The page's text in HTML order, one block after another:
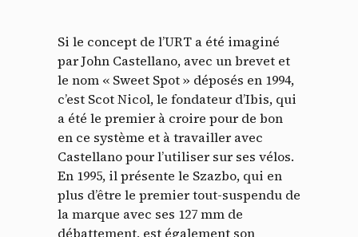
Si le concept de l’URT a été imaginé
par John Castellano, avec un brevet et
le nom « Sweet Spot » déposés en 1994,
c’est Scot Nicol, le fondateur d’Ibis, qui
a été le premier à croire pour de bon
en ce système et à travailler avec
Castellano pour l’utiliser sur ses vélos.
En 1995, il présente le Szazbo, qui en
plus d’être le premier tout-suspendu de
la marque avec ses 127 mm de
débattement, est également son